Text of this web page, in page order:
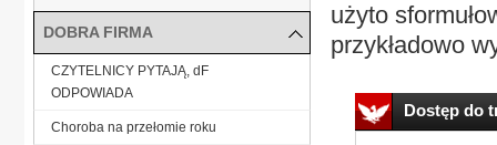
użyto
przykładowo
Dostęp do
DOBRA FIRMA
CZYTELNICY PYTAJĄ, dF
ODPOWIADA
Choroba na przełomie roku